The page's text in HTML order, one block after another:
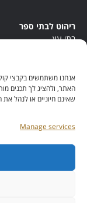
אנחנו משתמשים בקבצי
האתר, ולהציג לך תכנים
שאינם חיוניים או לנהל
Manage services
ריהוט לבתי ספר
בתי עץ
ריהוט מונטסורי
ריהוט אנתרופוסופי